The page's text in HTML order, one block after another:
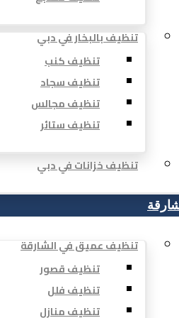
تنظيف بالبخار في دبي
تنظيف كنب
تنظيف سجاد
تنظيف مجالس
تنظيف ستائر
تنظيف خزانات في دبي
تنظيف عميق في الشارقة
تنظيف قصور
تنظيف فلل
تنظيف منازل